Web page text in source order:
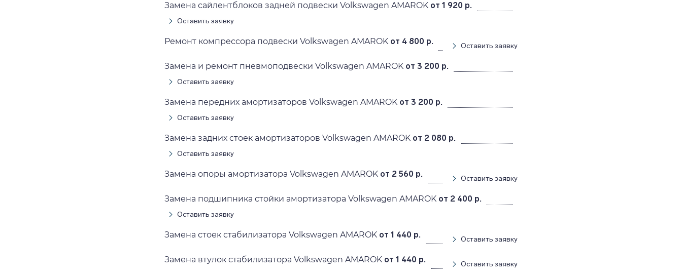
Замена сайлентблоков задней подвески Volkswagen AMAROK от 1 920 р.
Оставить заявку
Ремонт компрессора подвески Volkswagen AMAROK от 4 800 р. Оставить заявку
Замена и ремонт пневмоподвески Volkswagen AMAROK от 3 200 р.
Оставить заявку
Замена передних амортизаторов Volkswagen AMAROK от 3 200 р.
Оставить заявку
Замена задних стоек амортизаторов Volkswagen AMAROK от 2 080 р.
Оставить заявку
Замена опоры амортизатора Volkswagen AMAROK от 2 560 р. Оставить заявку
Замена подшипника стойки амортизатора Volkswagen AMAROK от 2 400 р.
Оставить заявку
Замена стоек стабилизатора Volkswagen AMAROK от 1 440 р. Оставить заявку
Замена втулок стабилизатора Volkswagen AMAROK от 1 440 р. Оставить заявку